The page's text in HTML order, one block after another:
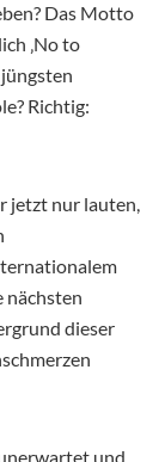
Das Motto
‚No to
jüngsten
Richtig:
jetzt nur lauten,
nächsten
dieser
und